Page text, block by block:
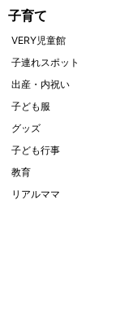
子育て
VERY児童館
子連れスポット
出産・内祝い
子ども服
グッズ
子ども行事
教育
リアルママ